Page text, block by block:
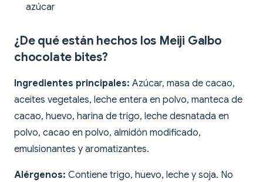
azúcar
¿De qué están hechos los Meiji Galbo
chocolate bites?
Ingredientes principales: Azúcar, masa de cacao,
aceites vegetales, leche entera en polvo, manteca de
cacao, huevo, harina de trigo, leche desnatada en
polvo, cacao en polvo, almidón modificado,
emulsionantes y aromatizantes.
Alérgenos: Contiene trigo, huevo, leche y soja. No